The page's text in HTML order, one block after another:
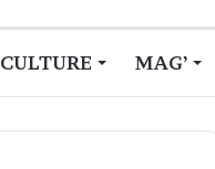
CULTURE MAG’